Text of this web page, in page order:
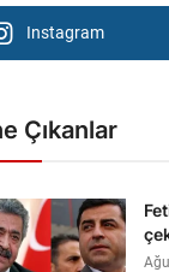
Instagram
Çıkanlar